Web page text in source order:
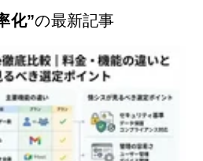
化”の最新記事